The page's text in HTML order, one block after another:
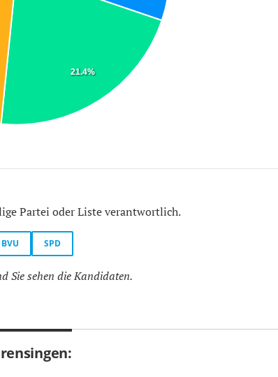
21.4%
Partei oder Liste verantwortlich.
BVU SPD
Sie sehen die Kandidaten.